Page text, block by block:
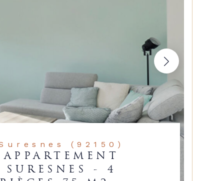
Suresnes (92150)
APPARTEMENT
SURESNES - 4